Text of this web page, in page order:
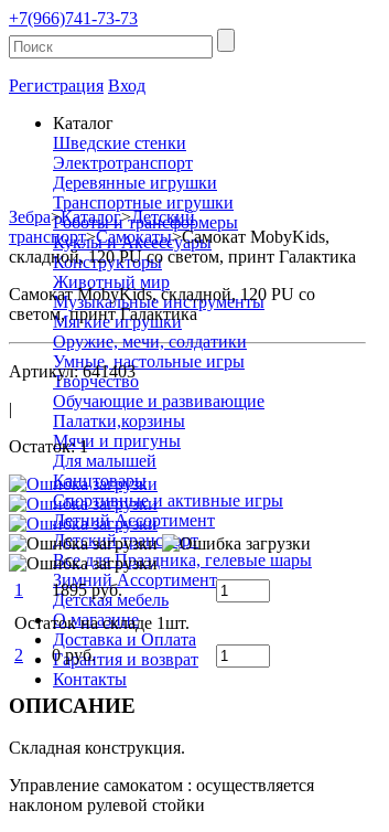
+7(966)741-73-73
Регистрация Вход
Каталог
Шведские стенки
Электротранспорт
Деревянные игрушки
Транспортные игрушки
Роботы и трансформеры
Куклы и Аксессуары
Конструкторы
Животный мир
Музыкальные инструменты
Мягкие игрушки
Оружие, мечи, солдатики
Умные, настольные игры
Творчество
Обучающие и развивающие
Палатки,корзины
Мячи и пригуны
Для малышей
Канцтовары
Спортивные и активные игры
Летний Ассортимент
Детский транспорт
Все для Праздника, гелевые шары
Зимний Ассортимент
Детская мебель
О магазине
Доставка и Оплата
Гарантия и возврат
Контакты
Зебра>Каталог>Детский
транспорт>Самокаты>Самокат MobyKids,
складной, 120 PU со светом, принт Галактика
Самокат MobyKids, складной, 120 PU со
светом, принт Галактика
Артикул: 641403
|
Остаток: 1
1
1895 руб.
Остаток на складе 1шт.
2
0 руб.
ОПИСАНИЕ
Складная конструкция.
Управление самокатом : осуществляется
наклоном рулевой стойки